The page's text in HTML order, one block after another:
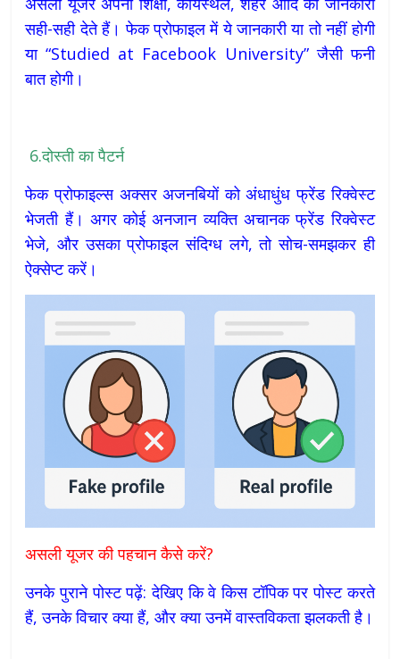
सही-सही देते हैं। फेक प्रोफाइल में ये जानकारी या तो नहीं होगी
या “Studied at Facebook University” जैसी फनी
बात होगी।
6.दोस्ती का पैटर्न
फेक प्रोफाइल्स अक्सर अजनबियों को अंधाधुंध फ्रेंड रिक्वेस्ट
भेजती हैं। अगर कोई अनजान व्यक्ति अचानक फ्रेंड रिक्वेस्ट
भेजे, और उसका प्रोफाइल संदिग्ध लगे, तो सोच-समझकर ही
ऐक्सेप्ट करें।
असली यूजर की पहचान कैसे करें?
उनके पुराने पोस्ट पढ़ें: देखिए कि वे किस टॉपिक पर पोस्ट करते
हैं, उनके विचार क्या हैं, और क्या उनमें वास्तविकता झलकती है।